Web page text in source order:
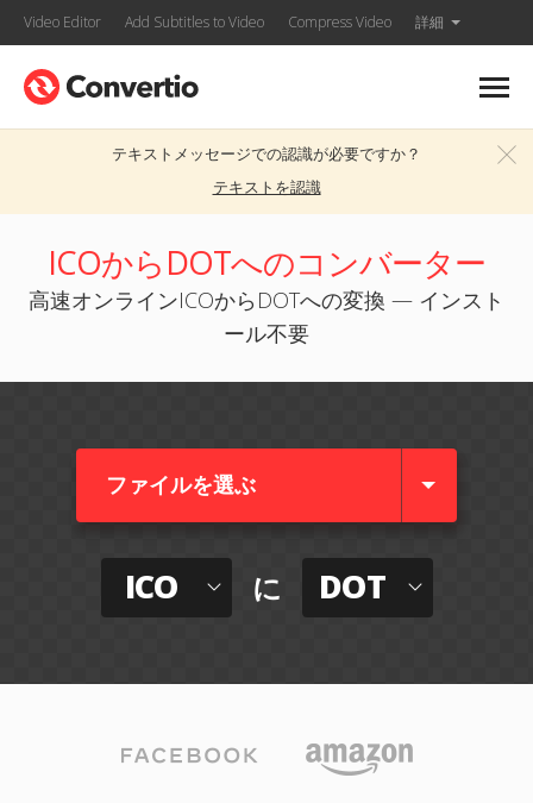
Video Editor Add Subtitles to Video Compress Video 詳細
テキストメッセージでの認識が必要ですか？
テキストを認識
ICOからDOTへのコンバーター
高速オンラインICOからDOTへの変換 — インスト
ール不要
ファイルを選ぶ
ICO に DOT